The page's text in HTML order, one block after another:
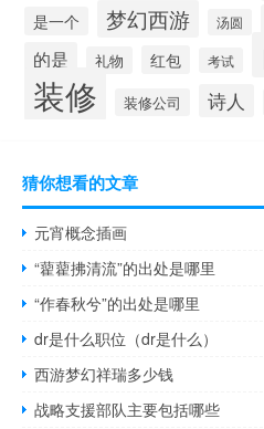
是一个 梦幻西游 汤圆
的是 礼物 红包 考试
装修 装修公司 诗人
猜你想看的文章
元宵概念插画
“藋藋拂清流”的出处是哪里
“作春秋兮”的出处是哪里
dr是什么职位（dr是什么）
西游梦幻祥瑞多少钱
战略支援部队主要包括哪些